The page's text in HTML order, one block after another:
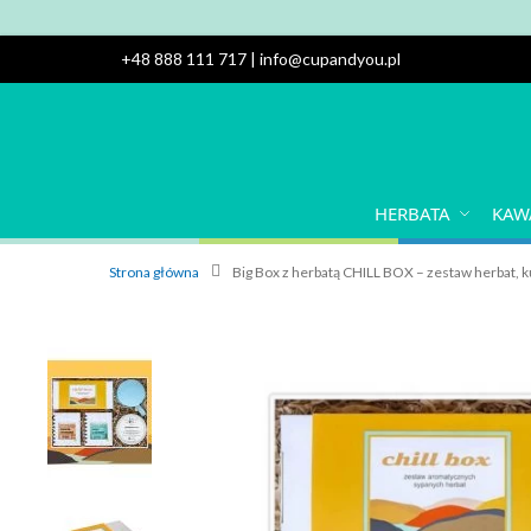
+48 888 111 717 | info@cupandyou.pl
HERBATA
Strona główna Big Box z herbatą CHILL BOX – zestaw herbat,
Przejdź
na
koniec
galerii